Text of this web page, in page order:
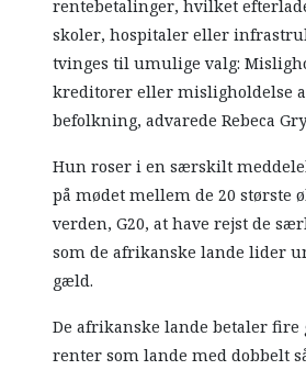
rentebetalinger, hvilket
skoler, hospitaler eller
tvinges til umulige valg:
kreditorer eller misligholdelse
befolkning, advarede Rebeca
Hun roser i en særskilt
på mødet mellem de 20 største
verden, G20, at have rejst de
som de afrikanske lande lider
gæld.
De afrikanske lande betaler fire
renter som lande med dobbelt